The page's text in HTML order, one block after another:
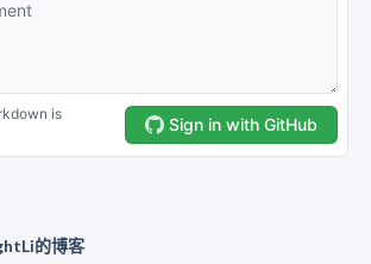
的博客